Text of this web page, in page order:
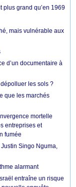
plus grand qu’en 1969
mais vulnérable aux
d’un documentaire à
les sols ?
que les marchés
mortelle
entreprises et
fumée
Singo Nguma,
alarmant
entraîne un risque